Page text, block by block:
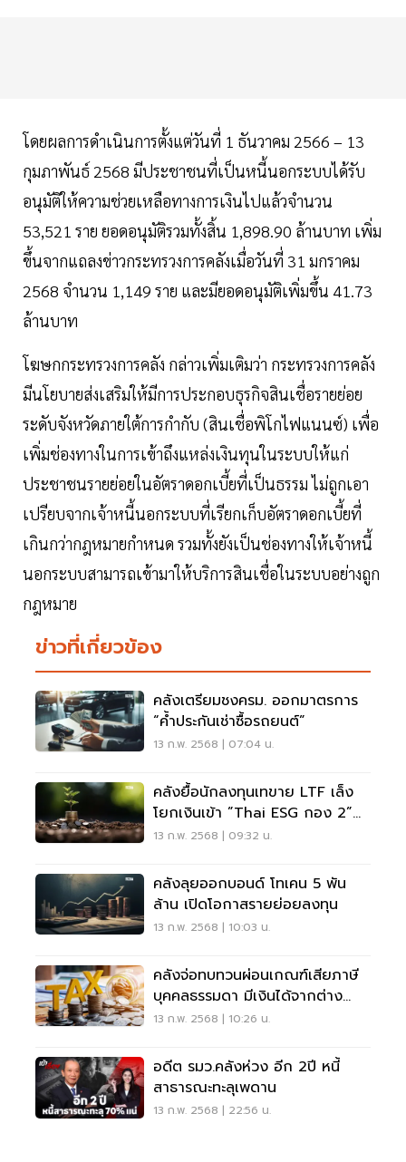
โดยผลการดำเนินการตั้งแต่วันที่ 1 ธันวาคม 2566 – 13
กุมภาพันธ์ 2568 มีประชาชนที่เป็นหนี้นอกระบบได้รับ
อนุมัติให้ความช่วยเหลือทางการเงินไปแล้วจำนวน
53,521 ราย ยอดอนุมัติรวมทั้งสิ้น 1,898.90 ล้านบาท เพิ่ม
ขึ้นจากแถลงข่าวกระทรวงการคลังเมื่อวันที่ 31 มกราคม
2568 จำนวน 1,149 ราย และมียอดอนุมัติเพิ่มขึ้น 41.73
ล้านบาท
โฆษกกระทรวงการคลัง กล่าวเพิ่มเติมว่า กระทรวงการคลัง
มีนโยบายส่งเสริมให้มีการประกอบธุรกิจสินเชื่อรายย่อย
ระดับจังหวัดภายใต้การกำกับ (สินเชื่อพิโกไฟแนนซ์) เพื่อ
เพิ่มช่องทางในการเข้าถึงแหล่งเงินทุนในระบบให้แก่
ประชาชนรายย่อยในอัตราดอกเบี้ยที่เป็นธรรม ไม่ถูกเอา
เปรียบจากเจ้าหนี้นอกระบบที่เรียกเก็บอัตราดอกเบี้ยที่
เกินกว่ากฎหมายกำหนด รวมทั้งยังเป็นช่องทางให้เจ้าหนี้
นอกระบบสามารถเข้ามาให้บริการสินเชื่อในระบบอย่างถูก
กฎหมาย
ข่าวที่เกี่ยวข้อง
คลังเตรียมชงครม. ออกมาตรการ
“ค้ำประกันเช่าซื้อรถยนต์”
13 ก.พ. 2568 | 07:04 น.
คลังยื้อนักลงทุนเทขาย LTF เล็ง
โยกเงินเข้า ”Thai ESG กอง 2”
พยุงขาดทุน
13 ก.พ. 2568 | 09:32 น.
คลังลุยออกบอนด์ โทเคน 5 พัน
ล้าน เปิดโอกาสรายย่อยลงทุน
13 ก.พ. 2568 | 10:03 น.
คลังจ่อทบทวนผ่อนเกณฑ์เสียภาษี
บุคคลธรรมดา มีเงินได้จากต่าง
ประเทศ
13 ก.พ. 2568 | 10:26 น.
อดีต รมว.คลังห่วง อีก 2ปี หนี้
สาธารณะทะลุเพดาน
13 ก.พ. 2568 | 22:56 น.